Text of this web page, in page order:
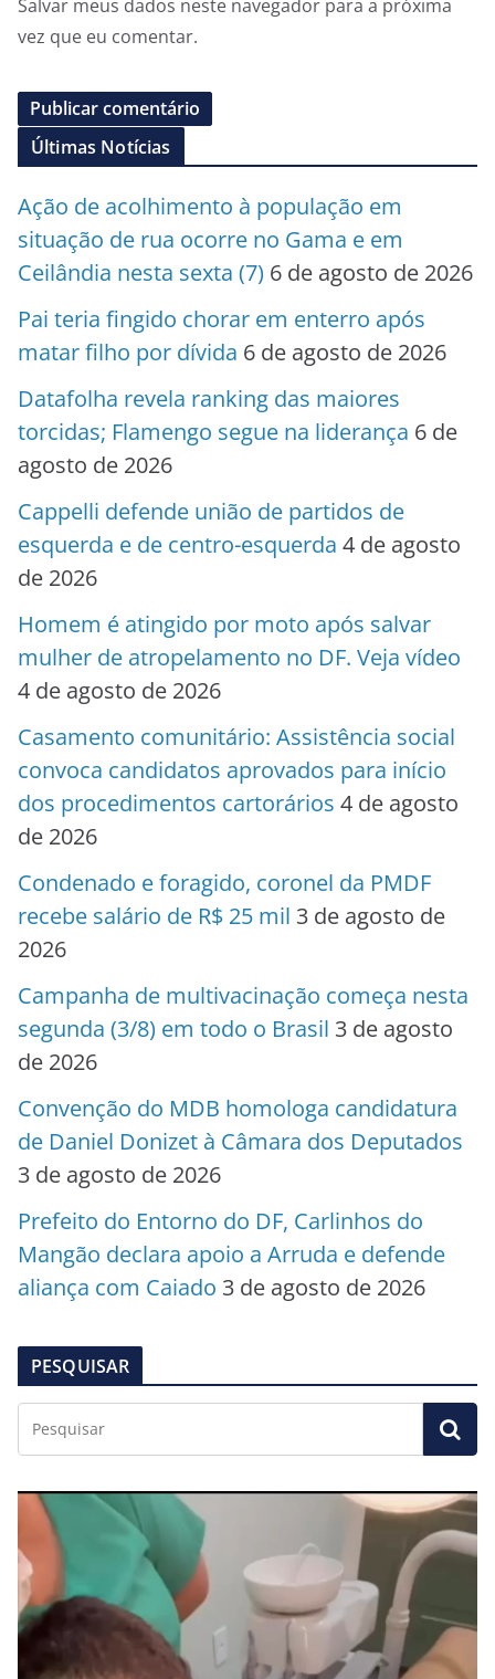
Salvar meus dados neste navegador para a próxima
vez que eu comentar.
Últimas Notícias
Ação de acolhimento à população em
situação de rua ocorre no Gama e em
Ceilândia nesta sexta (7) 6 de agosto de 2026
Pai teria fingido chorar em enterro após
matar filho por dívida 6 de agosto de 2026
Datafolha revela ranking das maiores
torcidas; Flamengo segue na liderança 6 de
agosto de 2026
Cappelli defende união de partidos de
esquerda e de centro-esquerda 4 de agosto
de 2026
Homem é atingido por moto após salvar
mulher de atropelamento no DF. Veja vídeo
4 de agosto de 2026
Casamento comunitário: Assistência social
convoca candidatos aprovados para início
dos procedimentos cartorários 4 de agosto
de 2026
Condenado e foragido, coronel da PMDF
recebe salário de R$ 25 mil 3 de agosto de
2026
Campanha de multivacinação começa nesta
segunda (3/8) em todo o Brasil 3 de agosto
de 2026
Convenção do MDB homologa candidatura
de Daniel Donizet à Câmara dos Deputados
3 de agosto de 2026
Prefeito do Entorno do DF, Carlinhos do
Mangão declara apoio a Arruda e defende
aliança com Caiado 3 de agosto de 2026
PESQUISAR